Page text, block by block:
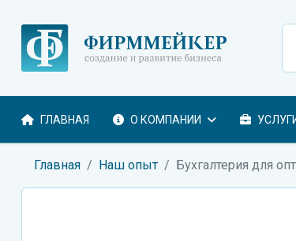
ГЛАВНАЯ О КОМПАНИИ
Главная Наш опыт Бухгалтерия для